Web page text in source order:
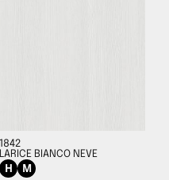
1842
LARICE BIANCO NEVE